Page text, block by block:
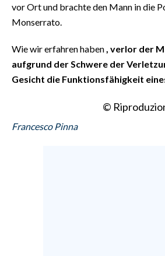
ANNUNCI
NECROLOGI
SPIAGGE
STORE
vor Ort und brachte den Mann in die
Monserrato.
Wie wir erfahren haben , verlor der
aufgrund der Schwere der
Gesicht die Funktionsfähigkeit
©
Francesco Pinna